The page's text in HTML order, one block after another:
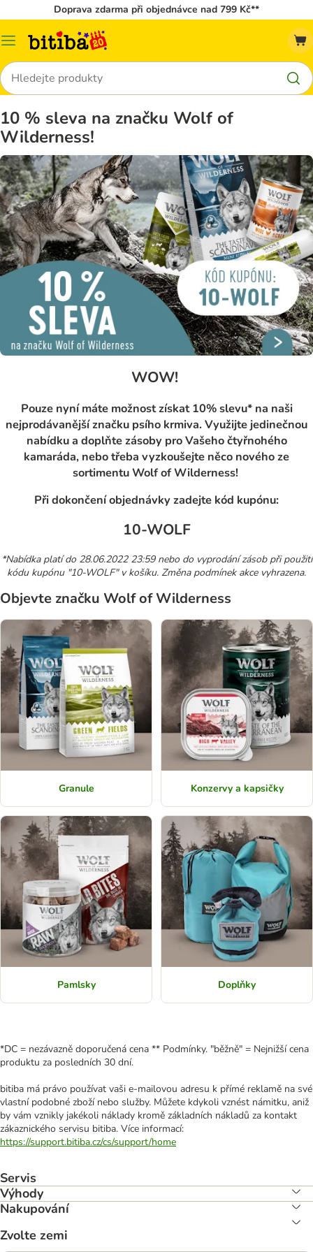
Doprava zdarma při objednávce nad 799 Kč**
Kategorie
Hledat
10 % sleva na značku Wolf of
Wilderness!
WOW!
Pouze nyní máte možnost získat 10% slevu* na naši
nejprodávanější značku psího krmiva. Využijte jedinečnou
nabídku a doplňte zásoby pro Vašeho čtyřnohého
kamaráda, nebo třeba vyzkoušejte něco nového ze
sortimentu Wolf of Wilderness!
Při dokončení objednávky zadejte kód kupónu:
10-WOLF
*Nabídka platí do 28.06.2022 23:59 nebo do vyprodání zásob při použití
kódu kupónu "10-WOLF" v košíku. Změna podmínek akce vyhrazena.
Objevte značku Wolf of Wilderness
Granule Konzervy a kapsičky
Pamlsky Doplňky
*DC = nezávazně doporučená cena ** Podmínky. "běžně" = Nejnižší cena
produktu za posledních 30 dní.
bitiba má právo používat vaši e-mailovou adresu k přímé reklamě na své
vlastní podobné zboží nebo služby. Můžete kdykoli vznést námitku, aniž
by vám vznikly jakékoli náklady kromě základních nákladů za kontakt
zákaznického servisu bitiba. Více informací:
https://support.bitiba.cz/cs/support/home
Servis
Výhody
Nakupování
Zvolte zemi